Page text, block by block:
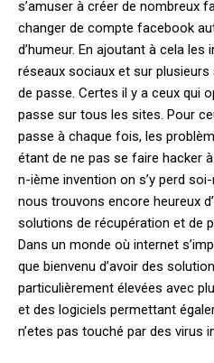
s’amuser à créer de nombreux
changer de compte facebook
d’humeur. En ajoutant à cela les
réseaux sociaux et sur
de passe. Certes il y a ceux qui
passe sur tous les sites. Pour
passe à chaque fois, les
étant de ne pas se faire hacker
n-ième invention on s’y perd
nous trouvons encore heureux
solutions de récupération et de
Dans un monde où internet
que bienvenu d’avoir des
particulièrement élevées avec
et des logiciels permettant
n’etes pas touché par des virus